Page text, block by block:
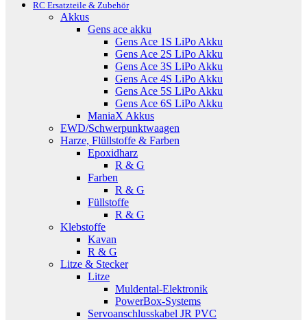
RC Ersatzteile & Zubehör
Akkus
Gens ace akku
Gens Ace 1S LiPo Akku
Gens Ace 2S LiPo Akku
Gens Ace 3S LiPo Akku
Gens Ace 4S LiPo Akku
Gens Ace 5S LiPo Akku
Gens Ace 6S LiPo Akku
ManiaX Akkus
EWD/Schwerpunktwaagen
Harze, Flüllstoffe & Farben
Epoxidharz
R & G
Farben
R & G
Füllstoffe
R & G
Klebstoffe
Kavan
R & G
Litze & Stecker
Litze
Muldental-Elektronik
PowerBox-Systems
Servoanschlusskabel JR PVC